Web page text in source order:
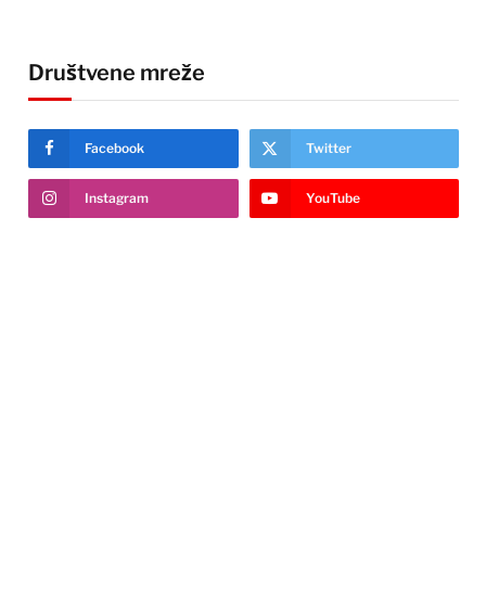
Društvene mreže
Facebook Twitter
Instagram YouTube